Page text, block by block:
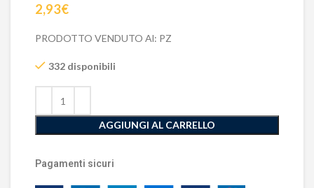
2,93€
PRODOTTO VENDUTO Al: PZ
332 disponibili
AGGIUNGI AL CARRELLO
Pagamenti sicuri